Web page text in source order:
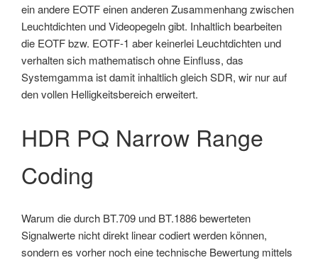
ein andere EOTF einen anderen Zusammenhang zwischen
Leuchtdichten und Videopegeln gibt. Inhaltlich bearbeiten
die EOTF bzw. EOTF-1 aber keinerlei Leuchtdichten und
verhalten sich mathematisch ohne Einfluss, das
Systemgamma ist damit inhaltlich gleich SDR, wir nur auf
den vollen Helligkeitsbereich erweitert.
HDR PQ Narrow Range
Coding
Warum die durch BT.709 und BT.1886 bewerteten
Signalwerte nicht direkt linear codiert werden können,
sondern es vorher noch eine technische Bewertung mittels